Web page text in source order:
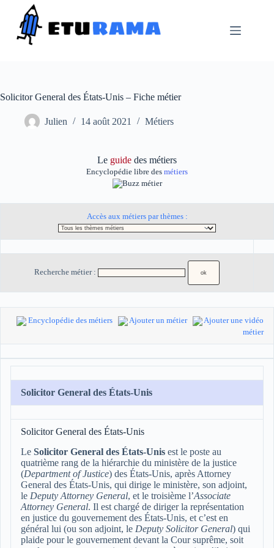
contenu
Solicitor General des États-Unis – Fiche métier
Julien 14 août 2021 Métiers
Le guide des métiers
Encyclopédie libre des métiers
Accès aux métiers par thèmes :
Recherche métier :
Encyclopédie des métiers Ajouter un métier
Ajouter une vidéo
métier
Solicitor General des États-Unis
Solicitor General des États-Unis
Le Solicitor General des États-Unis est le poste au
quatrième rang de la hiérarchie du ministère de la justice
(Department of Justice) des États-Unis, après Attorney
General des États-Unis, qui dirige le ministère, son adjoint,
le Deputy Attorney General, et le troisième l’Associate
Attorney General. Il est chargé de diriger la représentation
en justice du gouvernement des États-Unis, et c’est en
général lui (ou son adjoint, le Deputy Solicitor General) qui
plaide pour le gouvernement devant la Cour suprême, soit